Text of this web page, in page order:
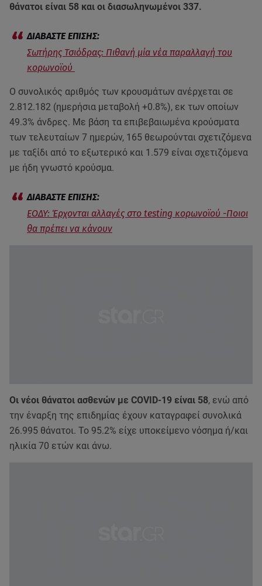
θάνατοι είναι 58 και οι διασωληνωμένοι 337.
Σωτήρης Τσιόδρας: Πιθανή μία νέα παραλλαγή του
κορωνοϊού
Ο συνολικός αριθμός των κρουσμάτων ανέρχεται σε
2.812.182 (ημερήσια μεταβολή +0.8%), εκ των οποίων
49.3% άνδρες. Με βάση τα επιβεβαιωμένα κρούσματα
των τελευταίων 7 ημερών, 165 θεωρούνται σχετιζόμενα
με ταξίδι από το εξωτερικό και 1.579 είναι σχετιζόμενα
με ήδη γνωστό κρούσμα.
ΕΟΔΥ: Έρχονται αλλαγές στο testing κορωνοϊού -Ποιοι
θα πρέπει να κάνουν
Οι νέοι θάνατοι ασθενών με COVID-19 είναι 58, ενώ από
την έναρξη της επιδημίας έχουν καταγραφεί συνολικά
26.995 θάνατοι. Το 95.2% είχε υποκείμενο νόσημα ή/και
ηλικία 70 ετών και άνω.